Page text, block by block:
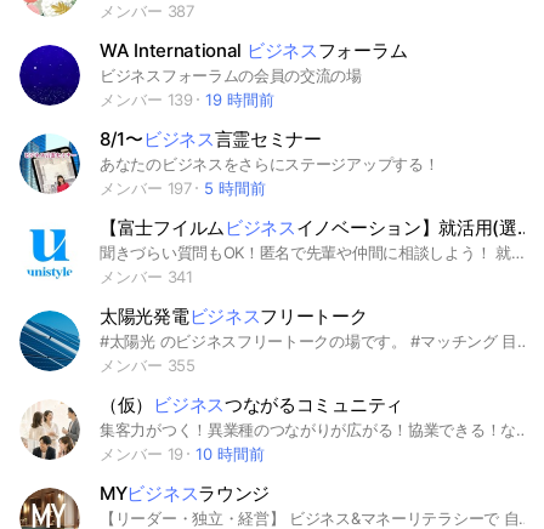
メンバー 387
WA International ビジネスフォーラム
ビジネスフォーラムの会員の交流の場
メンバー 139
19 時間前
8/1〜 ビジネス言霊セミナー
あなたのビジネスをさらにステージアップする！
メンバー 197
5 時間前
【富士フイルム ビジネスイノベーション】就活用(選考対策・企業研究)グループ
聞きづらい質問もOK！匿名で先輩や仲間に相談しよう！ 就活サイトunistyleが運営する富士フイルムビジネスイノベーションの就活情報(選考対策/企業研究)共有グループです。 #就活 #富士フイルムビジネスイノベーション #電機業界 #インターンシップ #本選考 #unistyle #ユニスタイル #面接 #採用 #内定 #ES #エントリーシート #自己分析 #業界研究 #企業研究 #自己PR #ガクチカ #学生時代頑張ったこと #志何望動機 #webテスト #ウェブテスト #GD #グループディスカッション #グルディス #OB訪問 #企業選び #就活対策 #就活準備 #大手企業 #日系企業 ▼unistyleが運営する電機のオプチャグループ▼ ソニーグループ / 日立製作所 / パナソニック / 富士通 / NEC（日本電気） / 三菱電機 / キーエンス / 村田製作所 / キヤノン（Canon） / 島津製作所 / 富士フイルムビジネスイノベーション / 京セラ / 東芝 / ヤンマー / クボタ / リコー / GSアユサ / オリンパス / ニコン / 住友電気工業（住友電工） / セイコーエプソン / DMG森精機 / ブリヂストン / 日東電工 / オムロン / TDK / 東京エレクトロン / コニカミノルタ / ブラザー工業 / ボッシュ(BOSCH) / シャープ（SHARP) / ミネベアミツミ / 日立建機 / コマツ（小松製作所） / 住友重機械工業 / アルプスアルパイン / 富士電機 / ファナック(FANUC) / キヤノンマーケティングジャパン / ディスコ ▼富士フイルムビジネスイノベーションの企業研究はこちらから▼ https://x.gd/611Ng
メンバー 341
太陽光発電ビジネスフリートーク
#太陽光 のビジネスフリートークの場です。 #マッチング 目的でのトーク大丈夫です！ #ビジネス に繋げていきましょう！ #工事, #案件紹介, #事業者探しなど自由にお話下さい。 まず初めに本グループのトークに注意事項をまとめましたので、一読願います。 他人を不快にさせる言動や行為、違法行為等禁止です。 容赦なくBANし関連する前後のメッセージを削除いたします。 また、この場で起きたトラブルについては一切の責任を負いませんので、責任ある発言を宜しくお願い致します。
メンバー 355
（仮） ビジネスつながるコミュニティ
集客力がつく！異業種のつながりが広がる！協業できる！などビジネスを加速させたい方のためのやさしい本格ビジネスコミュニティです。 ランチ会・交流会・セミナー等イベント情報・集客相談のご案内など今後の本コミュニティ活動が届きます。
メンバー 19
10 時間前
MYビジネスラウンジ
【リーダー・独立・経営】 ビジネス&マネーリテラシーで 自由に生きる力を育てる場所